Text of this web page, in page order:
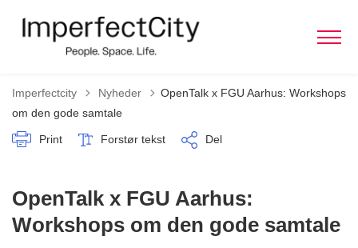
Imperfectcity Tilbage til
Nyheder
OpenTalk x FGU Aarhus: Workshops
om den gode samtale
Print Forstør tekst Del
OpenTalk x FGU Aarhus:
Workshops om den gode samtale